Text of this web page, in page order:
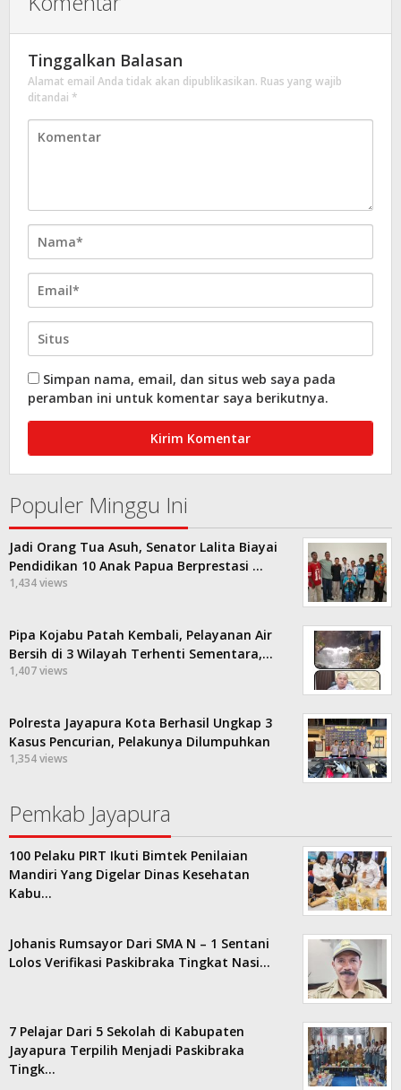
Tinggalkan Balasan
Alamat email Anda tidak akan dipublikasikan. Ruas yang wajib
ditandai *
Simpan nama, email, dan situs web saya pada
peramban ini untuk komentar saya berikutnya.
Populer Minggu Ini
Jadi Orang Tua Asuh, Senator Lalita Biayai
Pendidikan 10 Anak Papua Berprestasi …
1,434 views
Pipa Kojabu Patah Kembali, Pelayanan Air
Bersih di 3 Wilayah Terhenti Sementara,…
1,407 views
Polresta Jayapura Kota Berhasil Ungkap 3
Kasus Pencurian, Pelakunya Dilumpuhkan
1,354 views
Pemkab Jayapura
100 Pelaku PIRT Ikuti Bimtek Penilaian
Mandiri Yang Digelar Dinas Kesehatan
Kabu…
Johanis Rumsayor Dari SMA N – 1 Sentani
Lolos Verifikasi Paskibraka Tingkat Nasi…
7 Pelajar Dari 5 Sekolah di Kabupaten
Jayapura Terpilih Menjadi Paskibraka
Tingk…